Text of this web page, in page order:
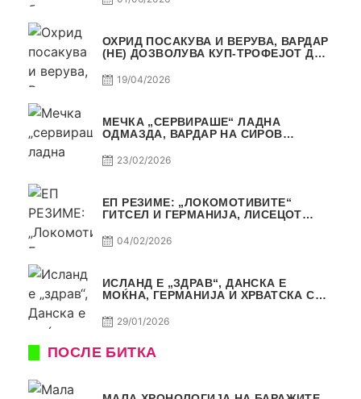
ОХРИД ПОСАКУВА И ВЕРУВА, ВАРДАР
(НЕ) ДОЗВОЛУВА КУП-ТРОФЕЈОТ ДА
19/04/2026
МЕЧКА „СЕРВИРАШЕ“ ЛАДНА
ОДМАЗДА, ВАРДАР НА СИРОВ
АВТОКОМАНДА
23/02/2026
ЕП РЕЗИМЕ: „ЛОКОМОТИВИТЕ“
ГИТСЕЛ И ГЕРМАНИЈА, ЛИСЕЦОТ
04/02/2026
ИСЛАНД Е „ЗДРАВ“, ДАНСКА Е
МОЌНА, ГЕРМАНИЈА И ХРВАТСКА СЕ
29/01/2026
ПОСЛЕ БИТКА